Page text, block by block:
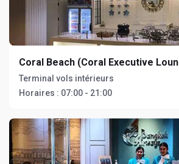
Coral Beach (Coral Executive
Terminal vols intérieurs
Horaires : 07:00 - 21:00